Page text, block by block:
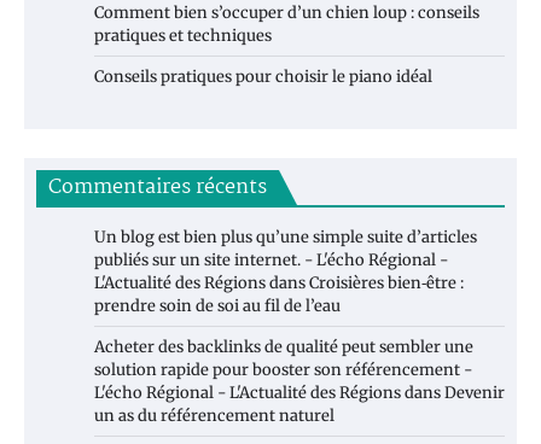
Comment bien s’occuper d’un chien loup : conseils
pratiques et techniques
Conseils pratiques pour choisir le piano idéal
Commentaires récents
Un blog est bien plus qu’une simple suite d’articles
publiés sur un site internet. - L'écho Régional -
L'Actualité des RégionsdansCroisières bien‑être :
prendre soin de soi au fil de l’eau
Acheter des backlinks de qualité peut sembler une
solution rapide pour booster son référencement -
L'écho Régional - L'Actualité des RégionsdansDevenir
un as du référencement naturel